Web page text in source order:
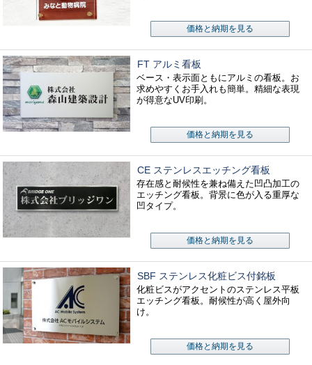
価格と納期を見る
FT アルミ看板
ベース・表示面ともにアルミの看板。お
求めやすくお手入れも簡単。精細な表現
が得意なUV印刷。
価格と納期を見る
CE ステンレスエッチング看板
存在感と耐候性を兼ね備えた凹凸加工の
エッチング看板。背景に色が入る重厚な
凹タイプ。
価格と納期を見る
SBF ステンレス化粧ビス付銘板
化粧ビスがアクセントのステンレス平板
エッチング看板。耐候性が高く屋外向
け。
価格と納期を見る